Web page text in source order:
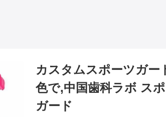
カスタムスポーツガー
色で,中国歯科ラボ ス
ガード